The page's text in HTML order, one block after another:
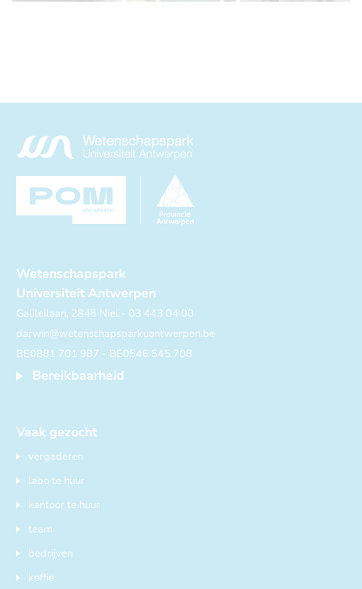
Wetenschapspark
Universiteit Antwerpen
Galileilaan, 2845 Niel - 03 443 04 00
darwin@wetenschapsparkuantwerpen.be
BE0881 701 987 - BE0546 545 708
Bereikbaarheid
Vaak gezocht
vergaderen
labo te huur
kantoor te huur
team
bedrijven
koffie